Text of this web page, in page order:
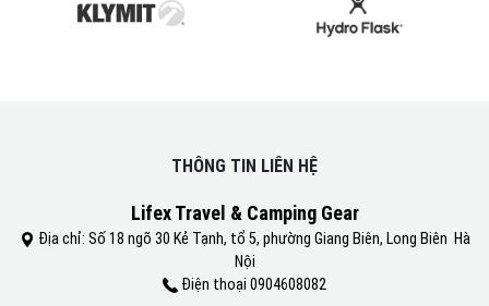
THÔNG TIN LIÊN HỆ
Lifex Travel & Camping Gear
Địa chỉ: Số 18 ngõ 30 Kẻ Tạnh, tổ 5, phường Giang Biên, Long Biên Hà
Nội
Điện thoại 0904608082